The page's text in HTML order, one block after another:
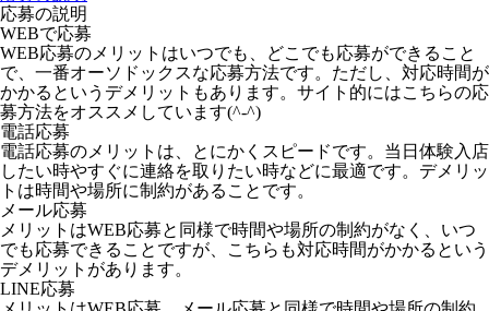
応募の説明
WEBで応募
WEB応募のメリットはいつでも、どこでも応募ができること
で、一番オーソドックスな応募方法です。ただし、対応時間が
かかるというデメリットもあります。サイト的にはこちらの応
募方法をオススメしています(^-^)
電話応募
電話応募のメリットは、とにかくスピードです。当日体験入店
したい時やすぐに連絡を取りたい時などに最適です。デメリッ
トは時間や場所に制約があることです。
メール応募
メリットはWEB応募と同様で時間や場所の制約がなく、いつ
でも応募できることですが、こちらも対応時間がかかるという
デメリットがあります。
LINE応募